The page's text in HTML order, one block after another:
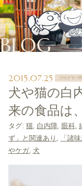
BLOG
2015.07.25 ブログで一
犬や猫の白
来の食品は
タグ: 猫, 白内障, 眼科,
ず」と関連あり , 「諸
やケガ, 犬